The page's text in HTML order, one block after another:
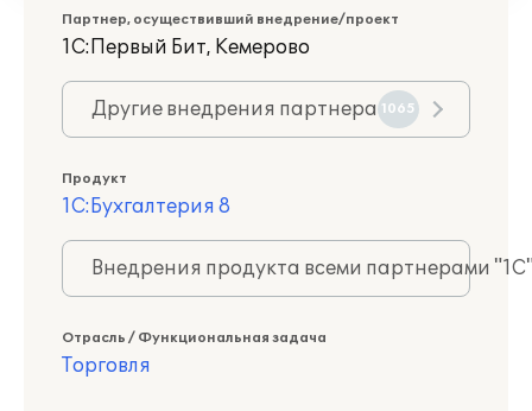
Партнер, осуществивший внедрение/проект
1С:Первый Бит, Кемерово
Другие внедрения партнера 1065
Продукт
1С:Бухгалтерия 8
Внедрения продукта всеми партнерами
Отрасль / Функциональная задача
Торговля